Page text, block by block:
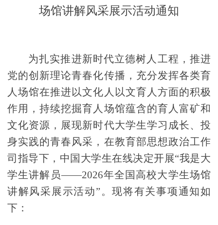
场馆讲解风采展示活动通知
为扎实推进新时代立德树人工程，推进
党的创新理论青春化传播， 充分发挥各类育
人场馆在推进以文化人以文育人方面的积极
作用，持续挖掘育人场馆蕴含的育人富矿和
文化资源， 展现新时代大学生学习成长、投
身实践的青春风采，在教育部思想政治工作
司指导下， 中国大学生在线决定开展“我是大
学生讲解员——2026年全国高校大学生场馆
讲解风采展示活动”。现将有关事项通知如
下：